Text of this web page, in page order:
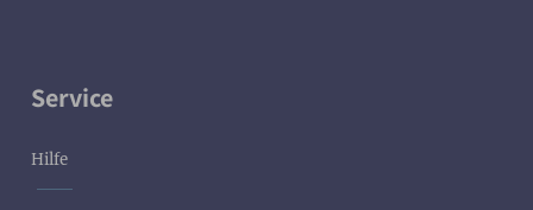
Service
Hilfe